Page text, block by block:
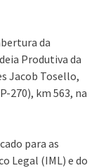
da
Produtiva da
Jacob Tosello,
270), km 563, na
para as
Legal (IML) e do